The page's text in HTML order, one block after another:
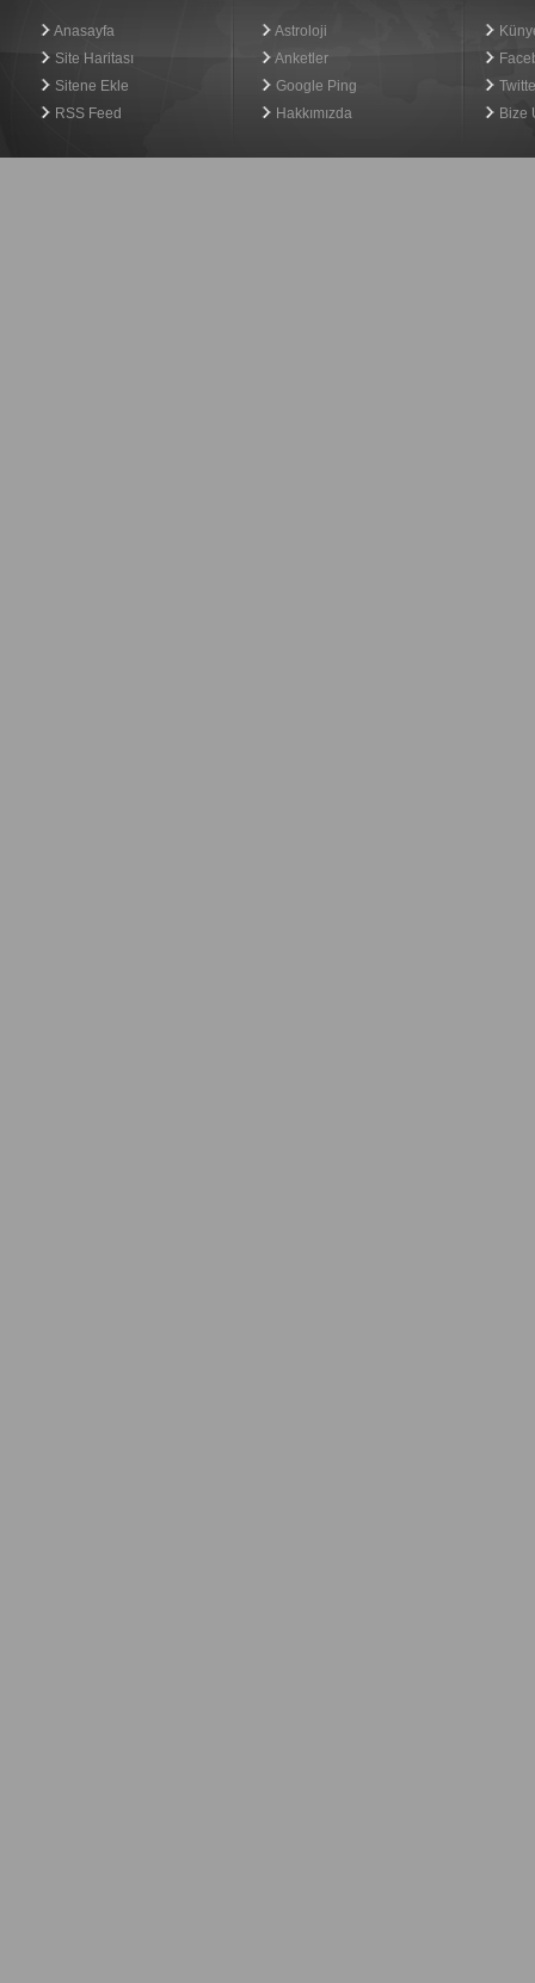
Anasayfa
Site Haritası
Sitene Ekle
RSS Feed
Astroloji
Anketler
Google Ping
Hakkımızda
Bize